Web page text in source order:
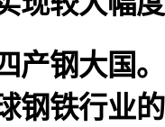
产钢大国
钢铁行业